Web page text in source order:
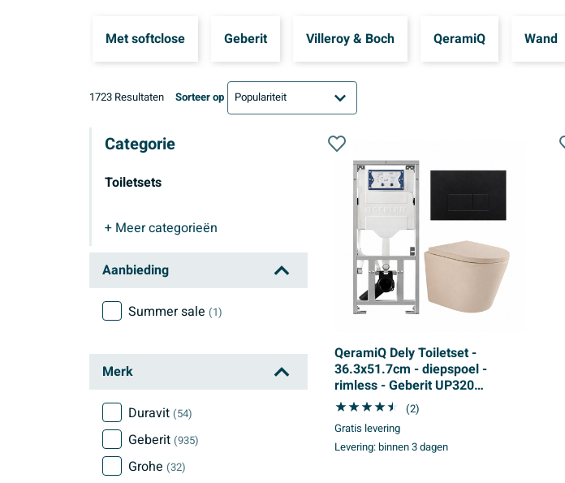
Met softclose Geberit Villeroy & Boch QeramiQ Wand
1723 Resultaten Sorteer op
Categorie
Toiletsets
+ Meercategorieën
Toiletsets
Aanbieding
Summer sale (1)
Merk
Duravit (54)
Geberit (935)
Grohe (32)
QeramiQ Dely Toiletset -
36.3x51.7cm - diepspoel -
rimless - Geberit UP320
inbouwreservoir - softclose
toilet zitting 35 mm - kunstof
mat zwarte bedieningsplaat -
rechthoekige knoppen - mat
(2)
Gratis levering
Levering:binnen 3 dagen